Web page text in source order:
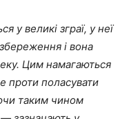
у великі зграї, у неї
і вона
Цим намагаються
проти поласувати
таким чином